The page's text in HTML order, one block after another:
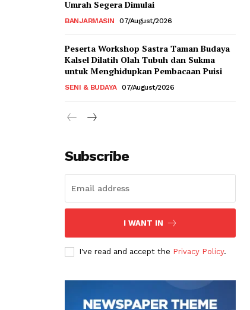
Umrah Segera Dimulai
BANJARMASIN 07/August/2026
Peserta Workshop Sastra Taman Budaya
Kalsel Dilatih Olah Tubuh dan Sukma
untuk Menghidupkan Pembacaan Puisi
SENI & BUDAYA 07/August/2026
Subscribe
I WANT IN
I've read and accept the Privacy Policy.